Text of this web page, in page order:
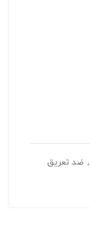
, ضد تعریق